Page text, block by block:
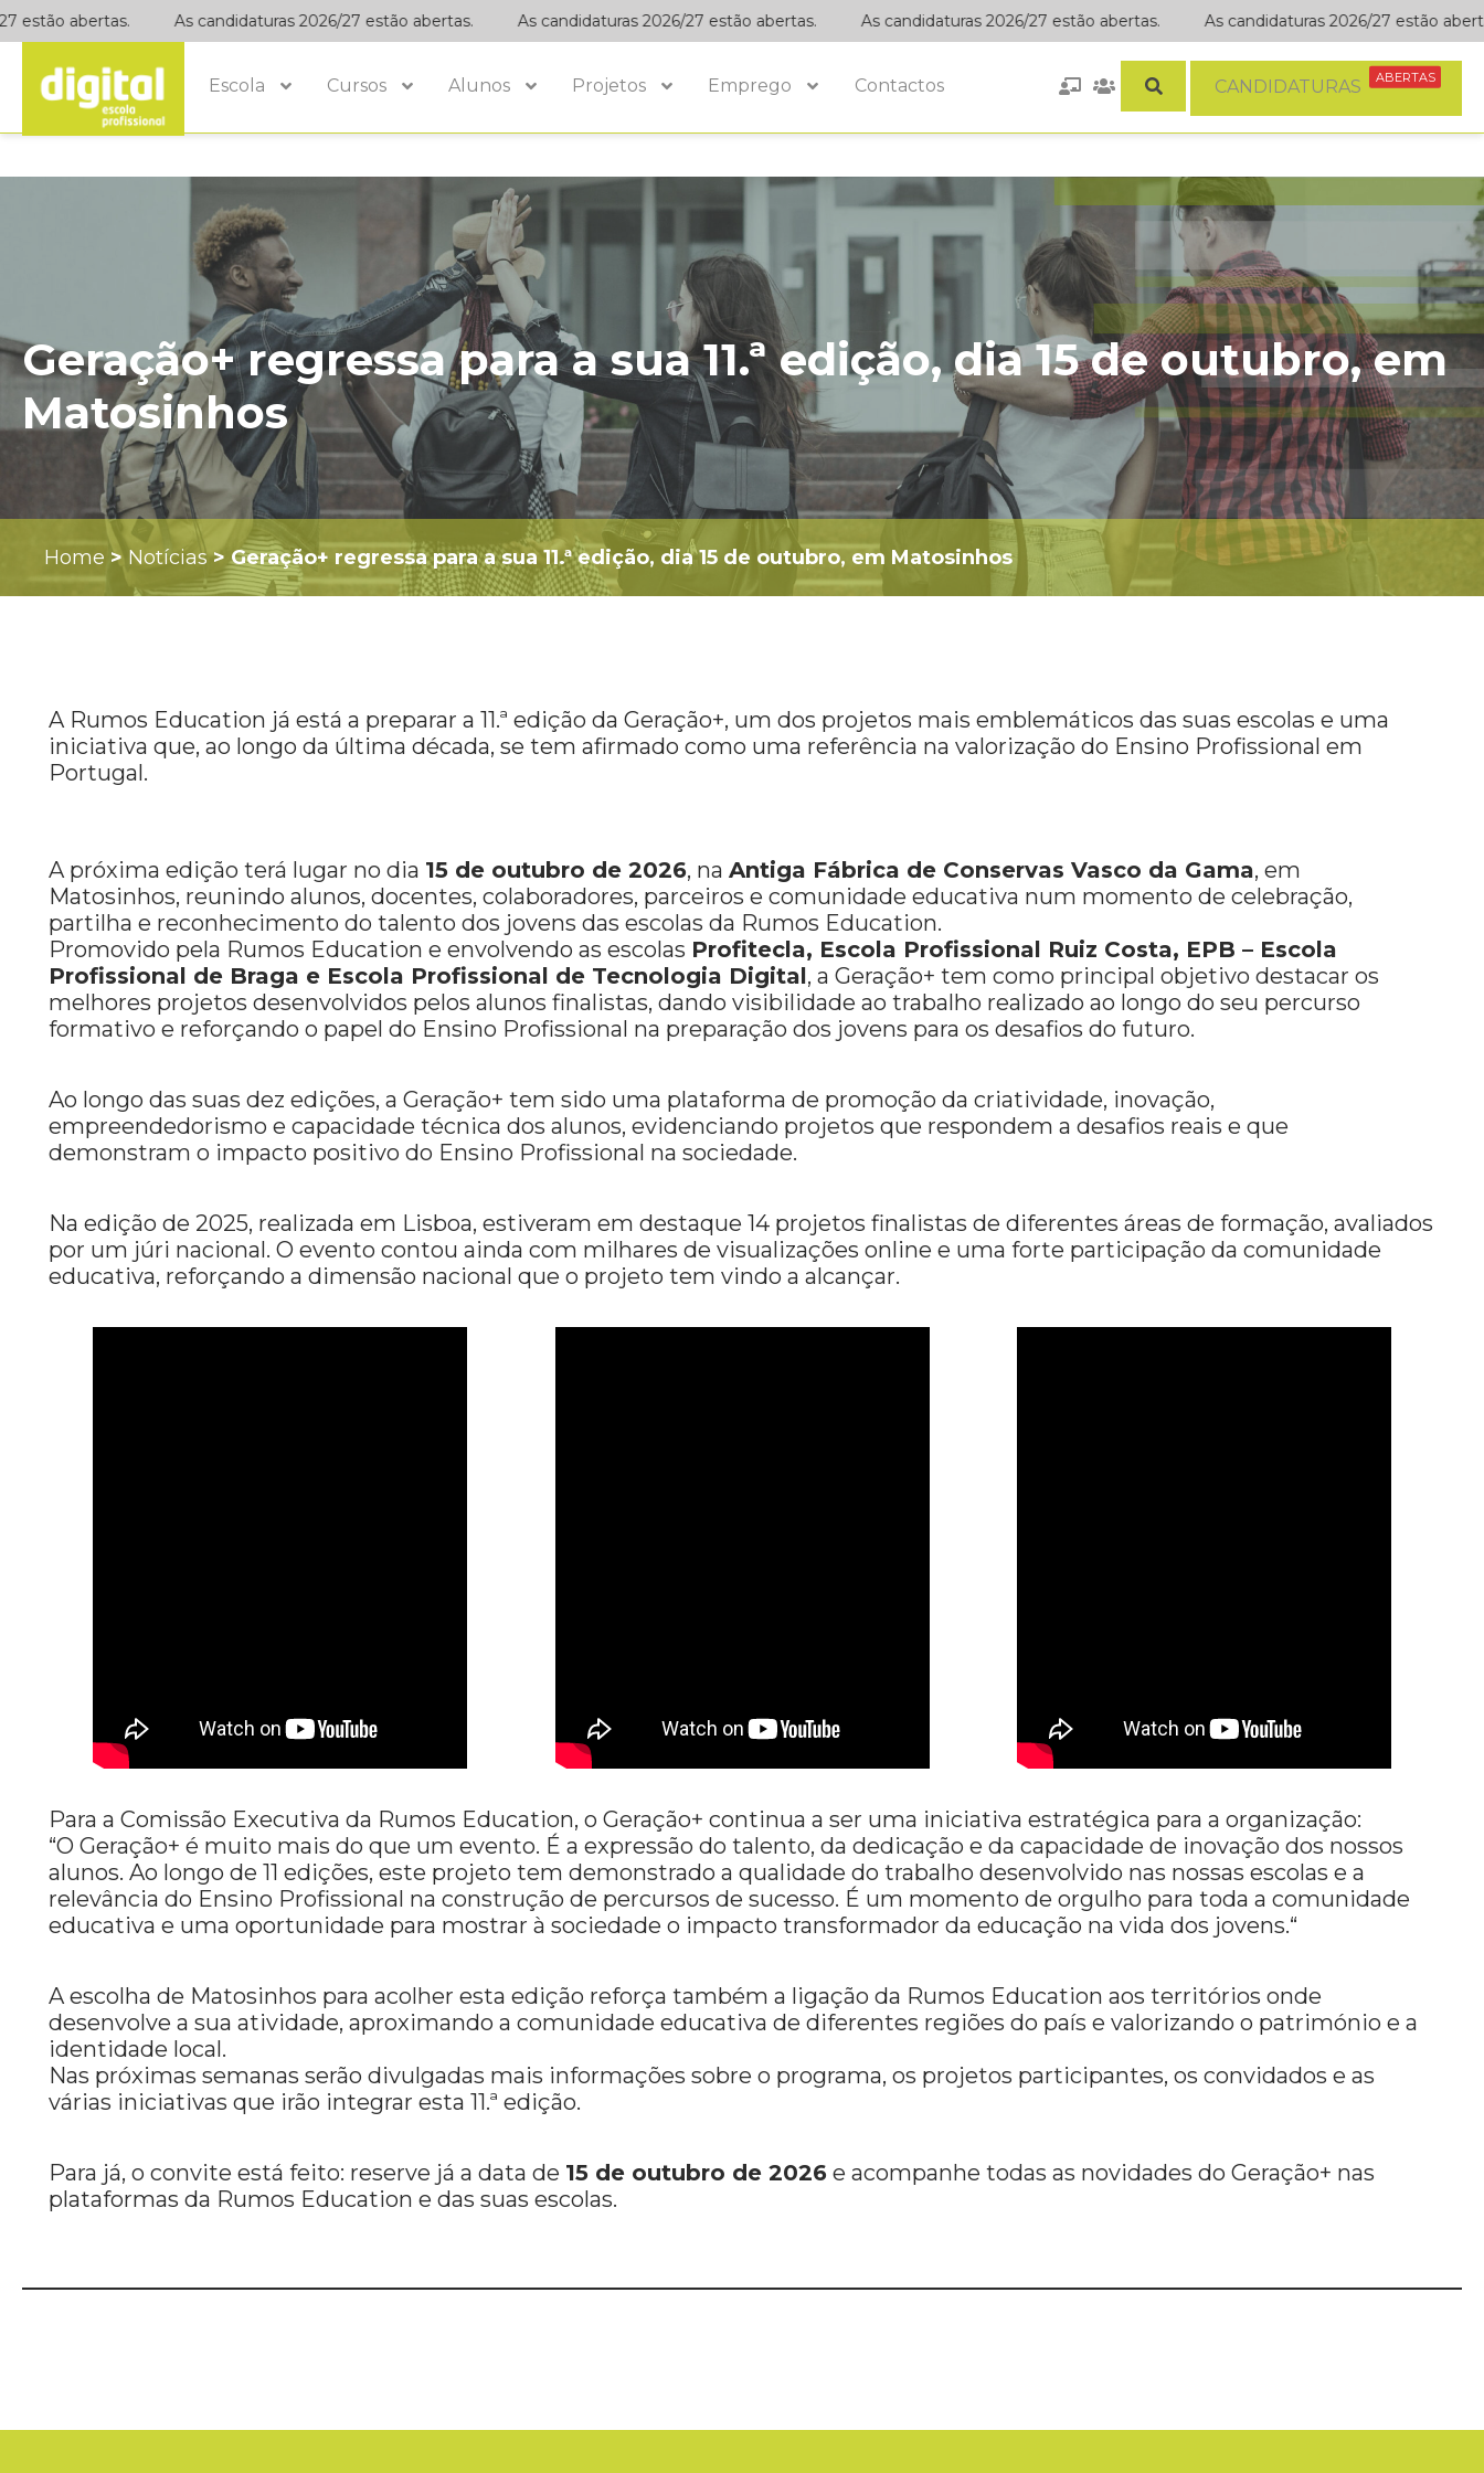
abertas. As candidaturas 2026/27 estão abertas. As candidaturas 2026/27 estão abertas. As candidaturas 2026/27 estão abertas. As candidaturas 2026/27 estão abertas.
Escola Cursos Alunos Projetos Emprego Contactos CANDIDATURAS ABERTAS
Home > Notícias>Geração+ regressa para a sua 11.ª edição, dia 15 de outubro, em Matosinhos
Geração+ regressa para a sua 11.ª edição, dia 15 de outubro, em
Matosinhos
A Rumos Education já está a preparar a 11.ª edição da Geração+, um dos projetos mais emblemáticos das suas escolas e uma
iniciativa que, ao longo da última década, se tem afirmado como uma referência na valorização do Ensino Profissional em
Portugal.
A próxima edição terá lugar no dia 15 de outubro de 2026, na Antiga Fábrica de Conservas Vasco da Gama, em
Matosinhos, reunindo alunos, docentes, colaboradores, parceiros e comunidade educativa num momento de celebração,
partilha e reconhecimento do talento dos jovens das escolas da Rumos Education.
Promovido pela Rumos Education e envolvendo as escolas Profitecla, Escola Profissional Ruiz Costa, EPB – Escola
Profissional de Braga e Escola Profissional de Tecnologia Digital, a Geração+ tem como principal objetivo destacar os
melhores projetos desenvolvidos pelos alunos finalistas, dando visibilidade ao trabalho realizado ao longo do seu percurso
formativo e reforçando o papel do Ensino Profissional na preparação dos jovens para os desafios do futuro.
Ao longo das suas dez edições, a Geração+ tem sido uma plataforma de promoção da criatividade, inovação,
empreendedorismo e capacidade técnica dos alunos, evidenciando projetos que respondem a desafios reais e que
demonstram o impacto positivo do Ensino Profissional na sociedade.
Na edição de 2025, realizada em Lisboa, estiveram em destaque 14 projetos finalistas de diferentes áreas de formação, avaliados
por um júri nacional. O evento contou ainda com milhares de visualizações online e uma forte participação da comunidade
educativa, reforçando a dimensão nacional que o projeto tem vindo a alcançar.
Para a Comissão Executiva da Rumos Education, o Geração+ continua a ser uma iniciativa estratégica para a organização:
“O Geração+ é muito mais do que um evento. É a expressão do talento, da dedicação e da capacidade de inovação dos nossos
alunos. Ao longo de 11 edições, este projeto tem demonstrado a qualidade do trabalho desenvolvido nas nossas escolas e a
relevância do Ensino Profissional na construção de percursos de sucesso. É um momento de orgulho para toda a comunidade
educativa e uma oportunidade para mostrar à sociedade o impacto transformador da educação na vida dos jovens.“
A escolha de Matosinhos para acolher esta edição reforça também a ligação da Rumos Education aos territórios onde
desenvolve a sua atividade, aproximando a comunidade educativa de diferentes regiões do país e valorizando o património e a
identidade local.
Nas próximas semanas serão divulgadas mais informações sobre o programa, os projetos participantes, os convidados e as
várias iniciativas que irão integrar esta 11.ª edição.
Para já, o convite está feito: reserve já a data de 15 de outubro de 2026 e acompanhe todas as novidades do Geração+ nas
plataformas da Rumos Education e das suas escolas.